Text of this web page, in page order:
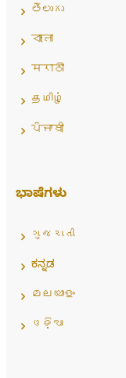
తెలుగు
বাংলা
मराठी
தமிழ்
ਪੰਜਾਬੀ
ಭಾಷೆಗಳು
ગુજરાતી
ಕನ್ನಡ
മലയാളം
ଓଡ଼ିଆ